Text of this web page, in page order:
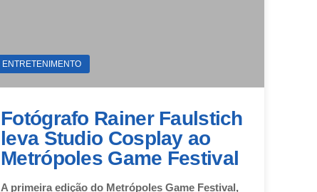
ENTRETENIMENTO
Fotógrafo Rainer Faulstich
leva Studio Cosplay ao
Metrópoles Game Festival
A primeira edição do Metrópoles Game Festival,